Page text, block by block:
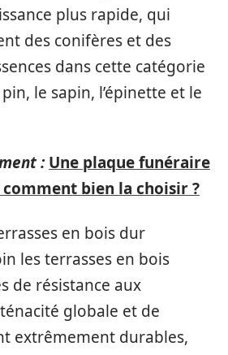
plus rapide, qui
des conifères et des
dans cette catégorie
le sapin, l’épinette et le
: Une plaque funéraire
bien la choisir ?
en bois dur
les terrasses en bois
de résistance aux
globale et de
extrêmement durables,